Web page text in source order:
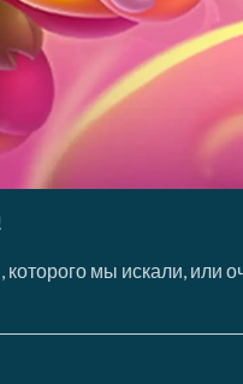
мы искали, или